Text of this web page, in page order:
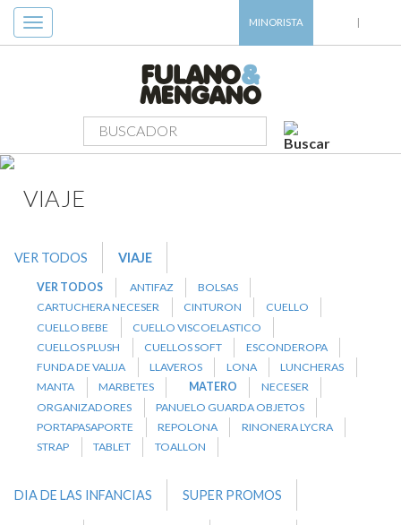
Toggle
navigation
MINORISTA
VIAJE>MATERO
VIAJE
VER TODOS VIAJE
VER TODOS ANTIFAZ
BOLSAS
CARTUCHERA NECESER
CINTURON
CUELLO
CUELLO BEBE
CUELLO VISCOELASTICO
CUELLOS PLUSH
CUELLOS SOFT
ESCONDEROPA
FUNDA DE VALIJA
LLAVEROS LONA
LUNCHERAS
MANTA
MARBETES MATERO
NECESER
ORGANIZADORES
PANUELO GUARDA OBJETOS
PORTAPASAPORTE
REPOLONA
RINONERA LYCRA
STRAP
TABLET TOALLON
DIA DE LAS INFANCIAS SUPER PROMOS